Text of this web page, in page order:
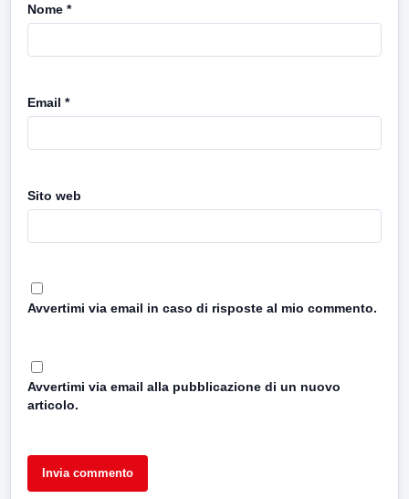
Nome *
Email *
Sito web
Avvertimi via email in caso di risposte al mio commento.
Avvertimi via email alla pubblicazione di un nuovo
articolo.